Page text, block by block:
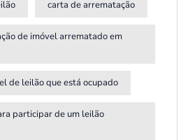
carta de arrematação
de imóvel arrematado em
de leilão que está ocupado
participar de um leilão